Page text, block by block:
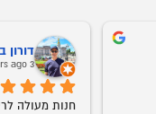
דורון בן-משה
מעולה לריהוט למשרד ולבית